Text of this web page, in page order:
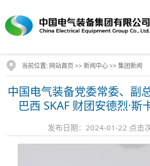
当前位置: 网站首页 >>新闻中心 >>集团新闻
中国电气装备党委常委、副
巴西 SKAF 财团安德烈·斯
发布日期：2024-01-22 点击次